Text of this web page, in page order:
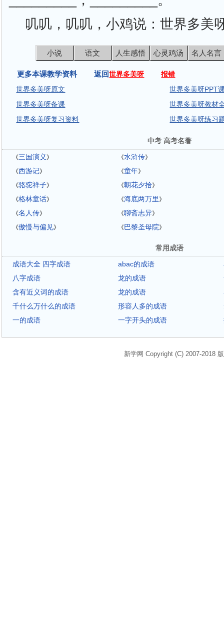
叽叽，叽叽，小鸡说：世界多美
小说 语文 人生感悟 心灵鸡汤 名人名言
更多本课教学资料 返回世界多美呀
报错
世界多美呀原文
世界多美呀PPT
世界多美呀备课
世界多美呀教材
世界多美呀复习资料
世界多美呀练习
中考 高考名著
《三国演义 》 《水浒传》
《西游记》 《童年》
《骆驼祥子》 《朝花夕拾》
《格林童话》 《海底两万里 》
《名人传》 《聊斋志异》
《傲慢与偏见》 《巴黎圣母院》
常用成语
成语大全 四字成语
abac的成语
八字成语
龙的成语
含有近义词的成语
龙的成语
千什么万什么的成语
形容人多的成语
一的成语
一字开头的成语
新学网 Copyright (C) 2007-2018